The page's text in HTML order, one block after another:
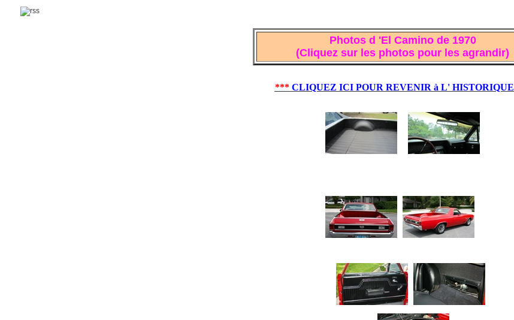
Photos d 'El Camino de 1970
(Cliquez sur les photos pour les agrandir)
***CLIQUEZ ICI POUR REVENIR à L' HISTORIQUE